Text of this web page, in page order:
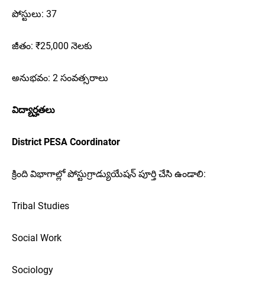
పోస్టులు: 37
జీతం: ₹25,000 నెలకు
అనుభవం: 2 సంవత్సరాలు
విద్యార్హతలు
District PESA Coordinator
క్రింది విభాగాల్లో పోస్టుగ్రాడ్యుయేషన్ పూర్తి చేసి ఉండాలి:
Tribal Studies
Social Work
Sociology